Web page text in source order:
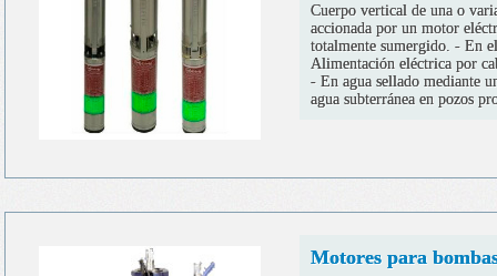
Cuerpo vertical de una o
accionada por un motor
totalmente sumergido. - En
Alimentación eléctrica por
- En agua sellado mediante
agua subterránea en pozos
Motores para